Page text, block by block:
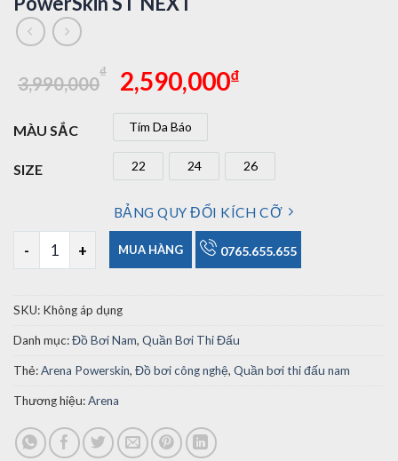
3,990,000
₫
Giá
gốc
là:
3,990,000₫.
2,590,000₫
2,590,000₫.
MÀU SẮC Tím Da BáoTím Da Báo
SIZE 22
22 24
24 26
26
BẢNG QUY ĐỔI KÍCH CỠ
Quần Bơi Thi Đấu Nam Arena PowerSkin ST NEXT số lượng
MUA HÀNG 0765.655.655
SKU: Không áp dụng
Danh mục:Đồ Bơi Nam, Quần Bơi Thi Đấu
Thẻ:Arena Powerskin, Đồ bơi công nghệ, Quần bơi thi đấu nam
Thương hiệu:Arena